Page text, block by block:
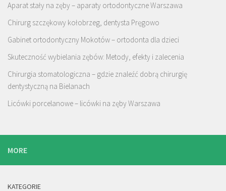
Aparat stały na zęby – aparaty ortodontyczne Warszawa
Chirurg szczękowy kołobrzeg, dentysta Pręgowo
Gabinet ortodontyczny Mokotów – ortodonta dla dzieci
Skuteczność wybielania zębów: Metody, efekty i zalecenia
Chirurgia stomatologiczna – gdzie znaleźć dobrą chirurgię
dentystyczną na Bielanach
Licówki porcelanowe – licówki na zęby Warszawa
MORE
KATEGORIE